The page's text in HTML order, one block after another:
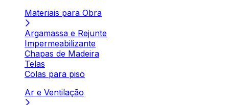
Materiais para Obra
Argamassa e Rejunte
Impermeabilizante
Chapas de Madeira
Telas
Colas para piso
Ar e Ventilação